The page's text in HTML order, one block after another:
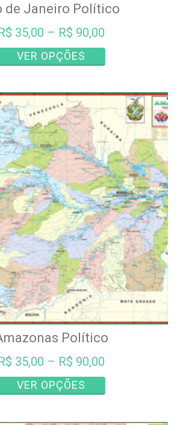
de Janeiro Político
35,00 – R$ 90,00
VER OPÇÕES
produto
várias
variantes.
As
opções
podem
ser
escolhidas
na
página
do
produto
Político
R$ 35,00 – R$ 90,00
VER OPÇÕES
produto